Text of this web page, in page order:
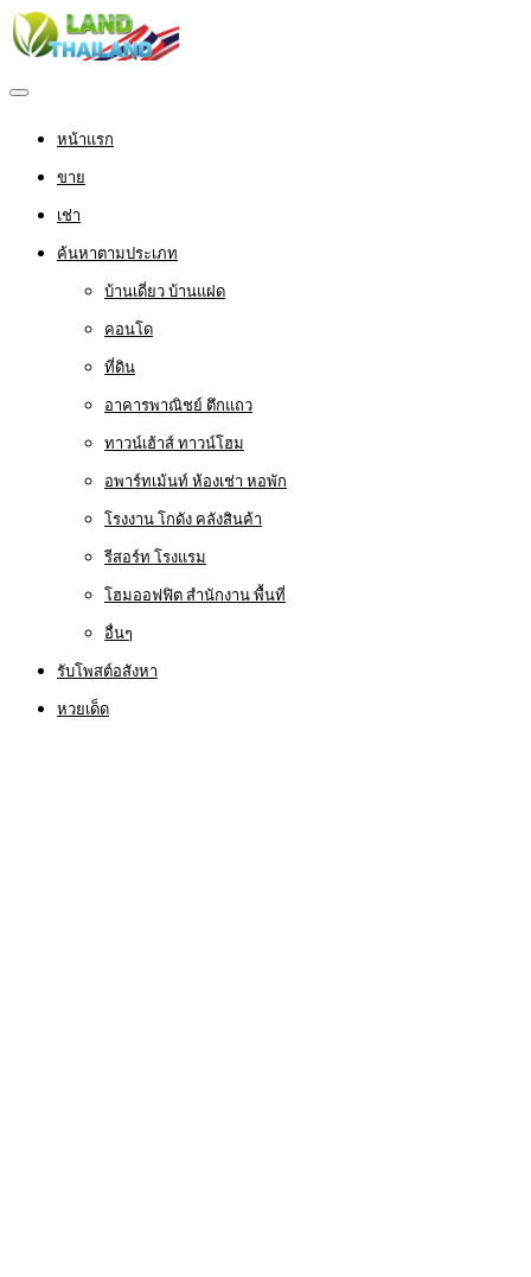
หน้าแรก
ขาย
เช่า
ค้นหาตามประเภท
บ้านเดี่ยว บ้านแฝด
คอนโด
ที่ดิน
อาคารพาณิชย์ ตึกแถว
ทาวน์เฮ้าส์ ทาวน์โฮม
อพาร์ทเม้นท์ ห้องเช่า หอพัก
โรงงาน โกดัง คลังสินค้า
รีสอร์ท โรงแรม
โฮมออฟฟิต สำนักงาน พื้นที่
อื่นๆ
รับโพสต์อสังหา
หวยเด็ด